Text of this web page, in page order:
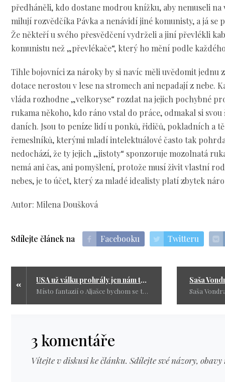
předháněli, kdo dostane modrou knížku, aby nemuseli na
milují rozvědčíka Pávka a nenávidí jiné komunisty, a já se
Že někteří u svého přesvědčení vydrželi a jiní převlékli
komunistu než „převlékače“, který ho mění podle
Tihle bojovníci za nároky by si navíc měli uvědomit jednu
dotace nerostou v lese na stromech ani nepadají z nebe.
vláda rozhodne „velkoryse“ rozdat na jejich pochybné
rukama někoho, kdo ráno vstal do práce, odmakal si
daních. Jsou to peníze lidí u ponků, řidičů, pokladních a
řemeslníků, kterými mladí intelektuálové často tak
nedochází, že ty jejich „jistoty“ sponzoruje mozolnatá
nemá ani čas, ani pomyšlení, protože musí živit vlastní
nebes, je to účet, který za mladé idealisty platí zbytek
Autor: Milena Doušková
Sdílejte článek na Facebooku Twitteru
USA už válku prohrály jen nám to neřekly?
Místo fantazií o Aljašce bychom se tedy měli raději zajímat o to, proč se „vítěz“ tak usilovně dožaduje pomoci od ostatních. Odpověď je totiž zřejmá: skutečný vítěz vypadá úplně jinak.
3 komentáře
Vítejte v diskusi ke článku. Sdílejte své názory,